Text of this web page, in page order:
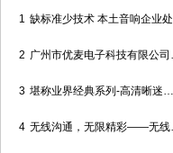
1 缺标准少技术 本土音响企业处境尴尬
2 广州市优麦电子科技有限公司网站正式上线！
3 堪称业界经典系列-高清晰迷你型头戴话筒
4 无线沟通，无限精彩——无线会议话筒